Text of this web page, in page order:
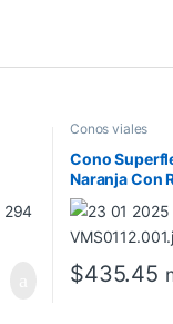
Conos viales
Cono
Naranja Con
Grado
$435.45